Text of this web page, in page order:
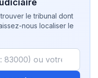
le tribunal dont
nous localiser le